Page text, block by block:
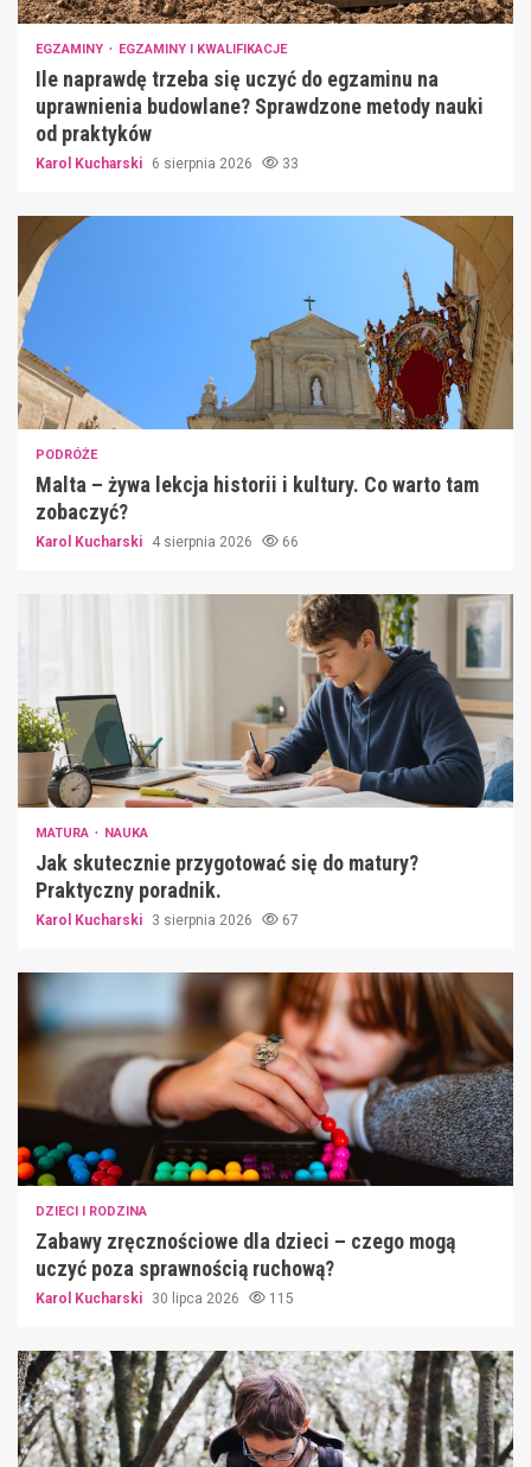
EGZAMINY EGZAMINY I KWALIFIKACJE
Ile naprawdę trzeba się uczyć do egzaminu na
uprawnienia budowlane? Sprawdzone metody nauki
od praktyków
Karol Kucharski 6 sierpnia 2026 33
PODRÓŻE
Malta – żywa lekcja historii i kultury. Co warto tam
zobaczyć?
Karol Kucharski 4 sierpnia 2026 66
MATURA NAUKA
Jak skutecznie przygotować się do matury?
Praktyczny poradnik.
Karol Kucharski 3 sierpnia 2026 67
DZIECI I RODZINA
Zabawy zręcznościowe dla dzieci – czego mogą
uczyć poza sprawnością ruchową?
Karol Kucharski 30 lipca 2026 115